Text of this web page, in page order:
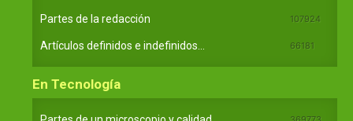
Partes de la redacción 107924
Artículos definidos e indefinidos... 66181
En Tecnología